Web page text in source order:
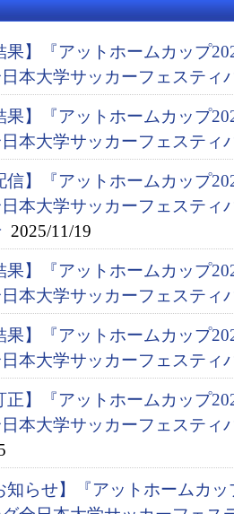
果】『アットホームカップ
本大学サッカーフェスティ
果】『アットホームカップ
本大学サッカーフェスティ
信】『アットホームカップ
本大学サッカーフェスティ
2025/11/19
果】『アットホームカップ
本大学サッカーフェスティ
果】『アットホームカップ
本大学サッカーフェスティ
正】『アットホームカップ
本大学サッカーフェスティ
知らせ】『アットホームカ